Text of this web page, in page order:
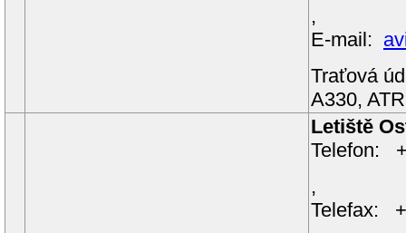
,
E-mail:
Traťová
A330,
Letiště
Telefon:
,
Telefax: